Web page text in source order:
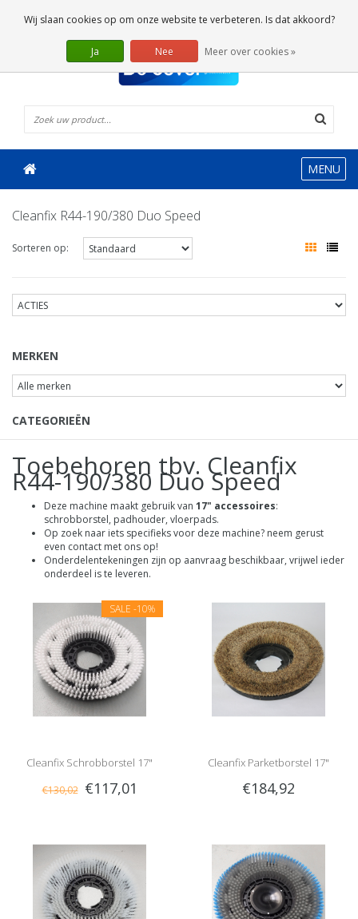
0 Artikelen
MENU
Cleanfix R44-190/380 Duo Speed
Sorteren op:
MERKEN
CATEGORIEËN
Toebehoren tbv. Cleanfix
R44-190/380 Duo Speed
Deze machine maakt gebruik van 17" accessoires:
schrobborstel, padhouder, vloerpads.
Op zoek naar iets specifieks voor deze machine? neem gerust
even contact met ons op!
Onderdelentekeningen zijn op aanvraag beschikbaar, vrijwel ieder
onderdeel is te leveren.
SALE -10%
Cleanfix Schrobborstel 17"
€130,02 €117,01
Cleanfix Parketborstel 17"
€184,92
Wij slaan cookies op om onze website te verbeteren. Is dat akkoord?
Ja Nee Meer over cookies »